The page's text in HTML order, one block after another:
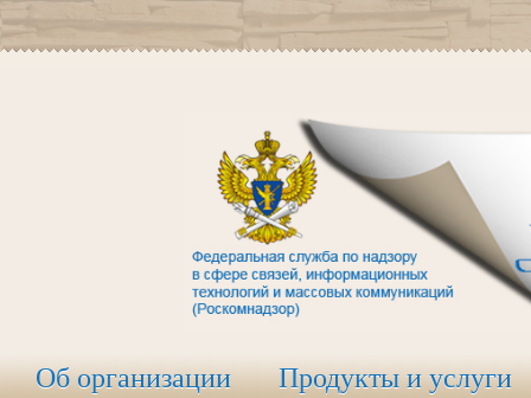
Об организации Продукты и услуги